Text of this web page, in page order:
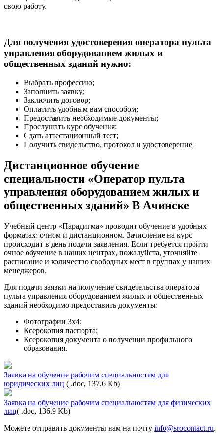
свою работу.
Для получения удостоверения оператора пульта
управления оборудованием жилых и
общественных зданий нужно:
Выбрать профессию;
Заполнить заявку;
Заключить договор;
Оплатить удобным вам способом;
Предоставить необходимые документы;
Прослушать курс обучения;
Сдать аттестационный тест;
Получить свидельство, протокол и удостоверение;
Дистанционное обучение
специальности «Оператор пульта
управления оборудованием жилых и
общественных зданий» В Ачинске
Учебный центр «Парадигма» проводит обучение в удобных
форматах: очном и дистанционном. Зачисление на курс
происходит в день подачи заявления. Если требуется пройти
очное обучение в наших центрах, пожалуйста, уточняйте
расписание и количество свободных мест в группах у наших
менеджеров.
Для подачи заявки на получение свидетельства оператора
пульта управления оборудованием жилых и общественных
зданий необходимо предоставить документы:
Фотографии 3х4;
Ксерокопия паспорта;
Ксерокопия документа о получении профильного
образования.
Заявка на обучение рабочим специальностям для
юридических лиц ( .doc, 137.6 Kb)
Заявка на обучение рабочим специальностям для физических
лиц( .doc, 136.9 Kb)
Можете отправить документы нам на почту info@srocontact.ru.